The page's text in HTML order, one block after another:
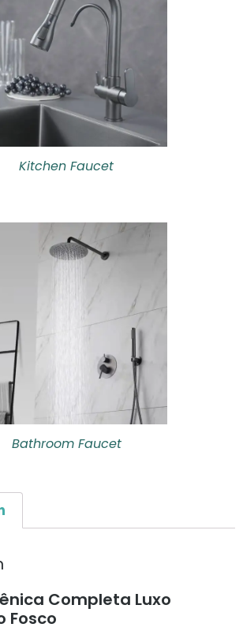
Kitchen Faucet
Bathroom Faucet
Completa Luxo
Fosco